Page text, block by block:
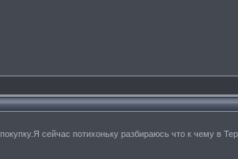
сейчас потихоньку разбираюсь что к чему в